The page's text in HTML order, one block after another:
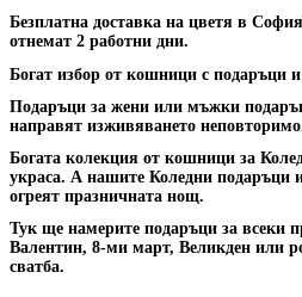
Безплатна доставка на цветя в
отнемат 2 работни дни.
Богат избор от кошници с подаръци
Подаръци за жени или мъжки
направят изживяването
Богата колекция от кошници за
украса. А нашите Коледни подаръци
огреят празничната нощ.
Тук ще намерите подаръци за всеки
Валентин, 8-ми март, Великден или
сватба.